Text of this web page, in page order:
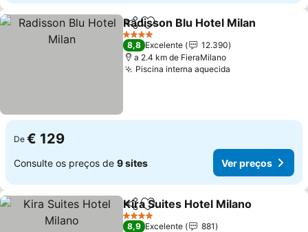
PartilharAdicionar aos favoritos
Radisson Blu Hotel Milan
4 Estrelas
8,8 Excelente
12.390
a 2.4 km de FieraMilano
Piscina interna aquecida
De € 129
Consulte os preços de 9 sites Ver preços
PartilharAdicionar aos favoritos
Kira Suites Hotel Milano
4 Estrelas
8,9 Excelente
881